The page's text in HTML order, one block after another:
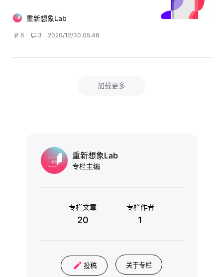
重新想象Lab
6 3 2020/12/30 05:48
加载更多
重新想象Lab
专栏主编
专栏文章
20
专栏作者
1
投稿 关于专栏